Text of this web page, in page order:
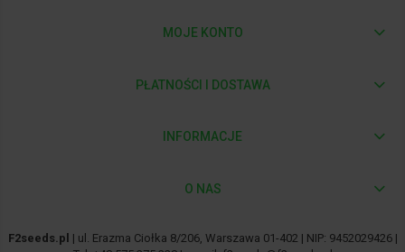
MOJE KONTO
PŁATNOŚCI I DOSTAWA
INFORMACJE
O NAS
F2seeds.pl | ul. Erazma Ciołka 8/206, Warszawa 01-402 | NIP: 9452029426 |